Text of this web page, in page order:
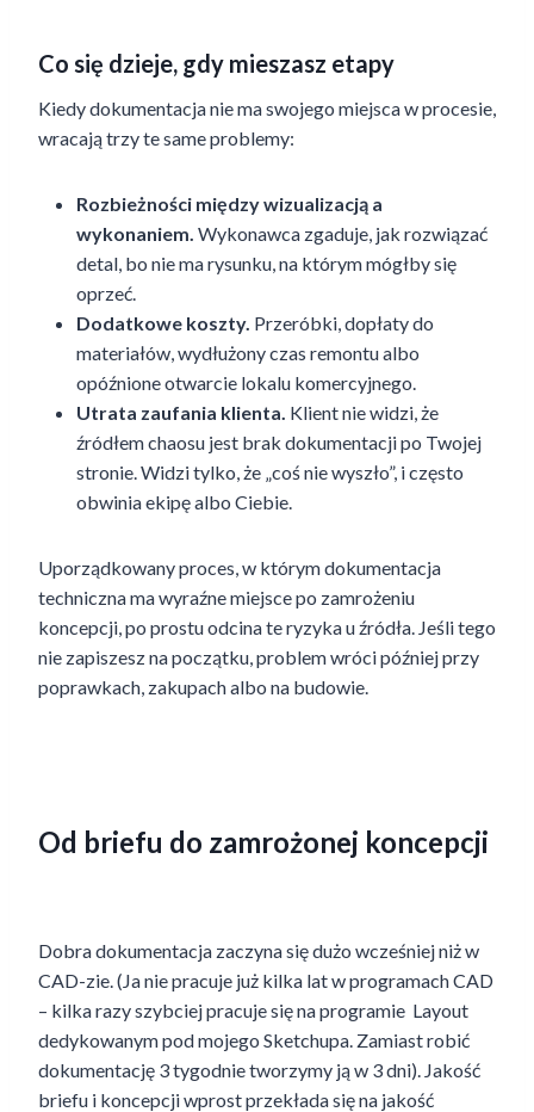
Co się dzieje, gdy mieszasz etapy
Kiedy dokumentacja nie ma swojego miejsca w procesie,
wracają trzy te same problemy:
Rozbieżności między wizualizacją a
wykonaniem. Wykonawca zgaduje, jak rozwiązać
detal, bo nie ma rysunku, na którym mógłby się
oprzeć.
Dodatkowe koszty. Przeróbki, dopłaty do
materiałów, wydłużony czas remontu albo
opóźnione otwarcie lokalu komercyjnego.
Utrata zaufania klienta. Klient nie widzi, że
źródłem chaosu jest brak dokumentacji po Twojej
stronie. Widzi tylko, że „coś nie wyszło”, i często
obwinia ekipę albo Ciebie.
Uporządkowany proces, w którym dokumentacja
techniczna ma wyraźne miejsce po zamrożeniu
koncepcji, po prostu odcina te ryzyka u źródła. Jeśli tego
nie zapiszesz na początku, problem wróci później przy
poprawkach, zakupach albo na budowie.
Od briefu do zamrożonej koncepcji
Dobra dokumentacja zaczyna się dużo wcześniej niż w
CAD-zie. (Ja nie pracuje już kilka lat w programach CAD
– kilka razy szybciej pracuje się na programie Layout
dedykowanym pod mojego Sketchupa. Zamiast robić
dokumentację 3 tygodnie tworzymy ją w 3 dni). Jakość
briefu i koncepcji wprost przekłada się na jakość